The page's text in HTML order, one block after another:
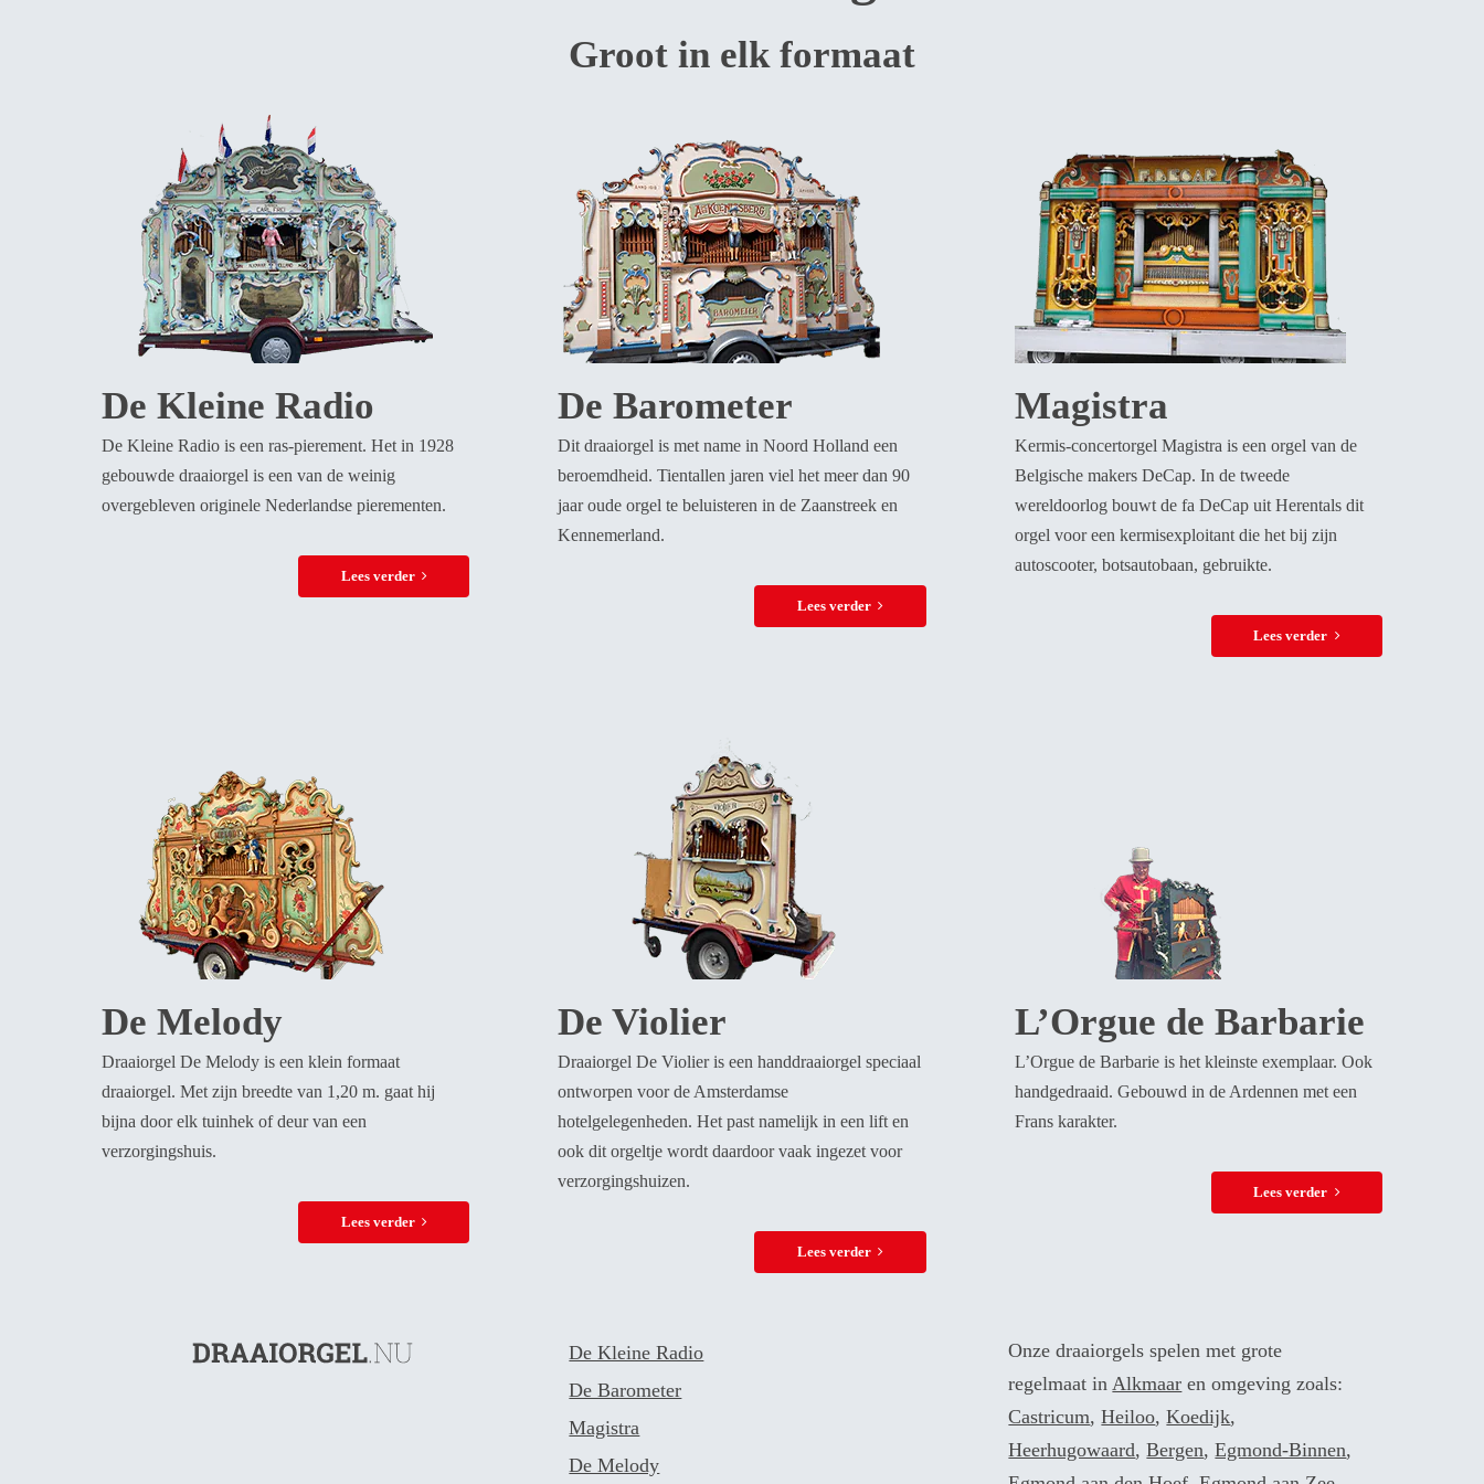
Groot in elk formaat
De Kleine Radio
De Kleine Radio is een ras-pierement. Het in 1928
gebouwde draaiorgel is een van de weinig
overgebleven originele Nederlandse pierementen.
Lees verder
De Barometer
Dit draaiorgel is met name in Noord Holland een
beroemdheid. Tientallen jaren viel het meer dan 90
jaar oude orgel te beluisteren in de Zaanstreek en
Kennemerland.
Lees verder
Magistra
Kermis-concertorgel Magistra is een orgel van de
Belgische makers DeCap. In de tweede
wereldoorlog bouwt de fa DeCap uit Herentals dit
orgel voor een kermisexploitant die het bij zijn
autoscooter, botsautobaan, gebruikte.
Lees verder
De Melody
Draaiorgel De Melody is een klein formaat
draaiorgel. Met zijn breedte van 1,20 m. gaat hij
bijna door elk tuinhek of deur van een
verzorgingshuis.
Lees verder
De Violier
Draaiorgel De Violier is een handdraaiorgel speciaal
ontworpen voor de Amsterdamse
hotelgelegenheden. Het past namelijk in een lift en
ook dit orgeltje wordt daardoor vaak ingezet voor
verzorgingshuizen.
Lees verder
L’Orgue de Barbarie
L’Orgue de Barbarie is het kleinste exemplaar. Ook
handgedraaid. Gebouwd in de Ardennen met een
Frans karakter.
Lees verder
De Kleine Radio
De Barometer
Magistra
De Melody
Onze draaiorgels spelen met grote
regelmaat in Alkmaar en omgeving zoals:
Castricum,Heiloo,Koedijk,
Heerhugowaard,Bergen,Egmond-Binnen,